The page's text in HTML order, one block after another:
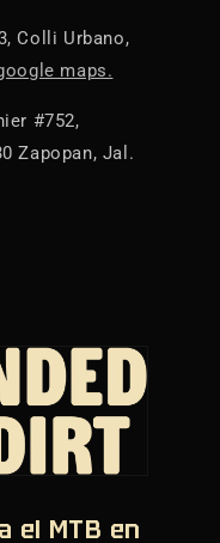
Colli Urbano,
maps.
#752,
Zapopan, Jal.
el MTB en